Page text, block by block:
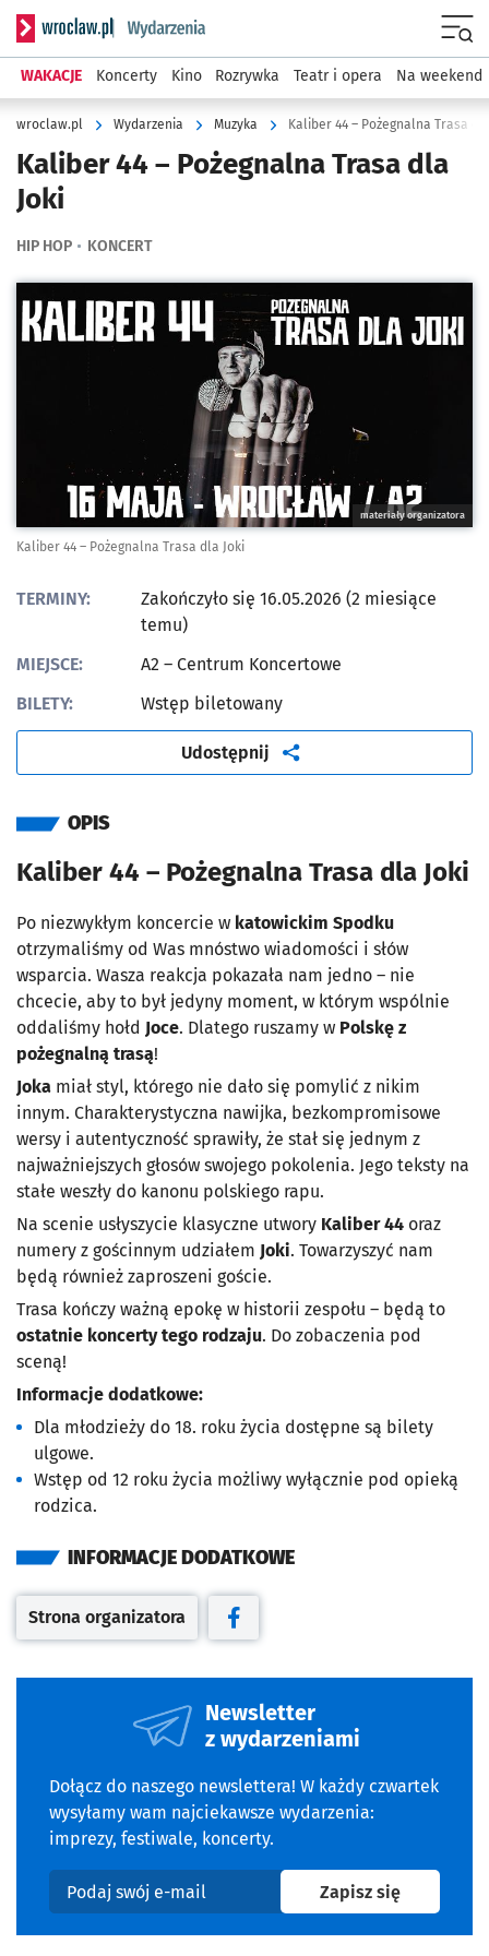
Serwis informacyjny wroclaw.pl podserwis: Wydarzenia
WAKACJE Koncerty Kino Rozrywka Teatr i opera Na weekend
wroclaw.pl Wydarzenia Muzyka Kaliber 44 – Pożegnalna Trasa
Kaliber 44 – Pożegnalna Trasa dla
Joki
HIP HOP KONCERT
Kliknij, aby powiększyć
materiały organizatora
Kaliber 44 – Pożegnalna Trasa dla Joki
TERMINY:
Zakończyło się 16.05.2026 (2 miesiące
temu)
MIEJSCE:
A2 – Centrum Koncertowe
BILETY:
Wstęp biletowany
Udostępnij artykuł
OPIS
Kaliber 44 – Pożegnalna Trasa dla Joki
Po niezwykłym koncercie w katowickim Spodku
otrzymaliśmy od Was mnóstwo wiadomości i słów
wsparcia. Wasza reakcja pokazała nam jedno – nie
chcecie, aby to był jedyny moment, w którym wspólnie
oddaliśmy hołd Joce. Dlatego ruszamy w Polskę z
pożegnalną trasą!
Joka miał styl, którego nie dało się pomylić z nikim
innym. Charakterystyczna nawijka, bezkompromisowe
wersy i autentyczność sprawiły, że stał się jednym z
najważniejszych głosów swojego pokolenia. Jego teksty na
stałe weszły do kanonu polskiego rapu.
Na scenie usłyszycie klasyczne utwory Kaliber 44 oraz
numery z gościnnym udziałem Joki. Towarzyszyć nam
będą również zaproszeni goście.
Trasa kończy ważną epokę w historii zespołu – będą to
ostatnie koncerty tego rodzaju. Do zobaczenia pod
sceną!
Informacje dodatkowe:
Dla młodzieży do 18. roku życia dostępne są bilety
ulgowe.
Wstęp od 12 roku życia możliwy wyłącznie pod opieką
rodzica.
INFORMACJE DODATKOWE
Otwiera się w nowej karcie
Strona organizatora
Otwiera się w nowej karcie
Newsletter
z wydarzeniami
Dołącz do naszego newslettera! W każdy czwartek
wysyłamy wam najciekawsze wydarzenia:
imprezy, festiwale, koncerty.
Podaj swój e-mail
Zapisz sięna